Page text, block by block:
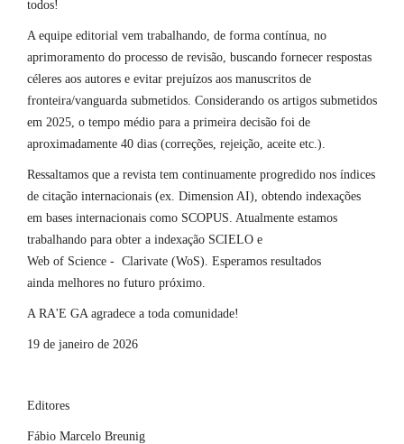
todos!
A equipe editorial vem trabalhando, de forma contínua, no
aprimoramento do processo de revisão, buscando fornecer respostas
céleres aos autores e evitar prejuízos aos manuscritos de
fronteira/vanguarda submetidos. Considerando os artigos submetidos
em 2025, o tempo médio para a primeira decisão foi de
aproximadamente 40 dias (correções, rejeição, aceite etc.).
Ressaltamos que a revista tem continuamente progredido nos índices
de citação internacionais (ex. Dimension AI), obtendo indexações
em bases internacionais como SCOPUS. Atualmente estamos
trabalhando para obter a indexação SCIELO e
Web of Science - Clarivate (WoS). Esperamos resultados
ainda melhores no futuro próximo.
A RA'E GA agradece a toda comunidade!
19 de janeiro de 2026
Editores
Fábio Marcelo Breunig